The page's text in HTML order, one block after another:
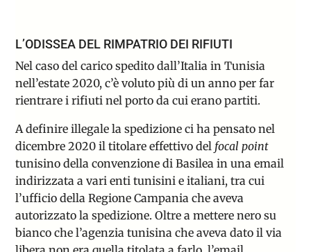
L’ODISSEA DEL RIMPATRIO DEI RIFIUTI
Nel caso del carico spedito dall’Italia in Tunisia
nell’estate 2020, c’è voluto più di un anno per far
rientrare i rifiuti nel porto da cui erano partiti.
A definire illegale la spedizione ci ha pensato nel
dicembre 2020 il titolare effettivo del focal point
tunisino della convenzione di Basilea in una email
indirizzata a vari enti tunisini e italiani, tra cui
l’ufficio della Regione Campania che aveva
autorizzato la spedizione. Oltre a mettere nero su
bianco che l’agenzia tunisina che aveva dato il via